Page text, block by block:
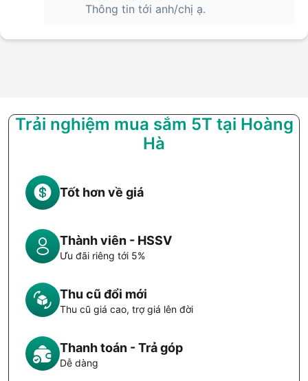
Thông tin tới anh/chị ạ.
Trải nghiệm mua sắm 5T tại Hoàng
Hà
Tốt hơn về giá
Thành viên - HSSV
Ưu đãi riêng tới 5%
Thu cũ đổi mới
Thu cũ giá cao, trợ giá lên đời
Thanh toán - Trả góp
Dễ dàng